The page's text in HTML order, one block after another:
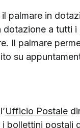
palmare in
a tutti
Il palmare
su
Ufficio Postale
bollettini postali